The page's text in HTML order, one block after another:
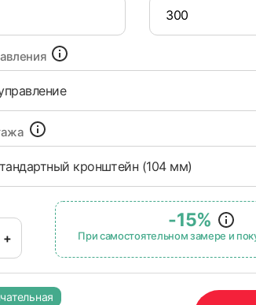
кронштейн (104 мм)
+
-15%
При самостоятельном замере и